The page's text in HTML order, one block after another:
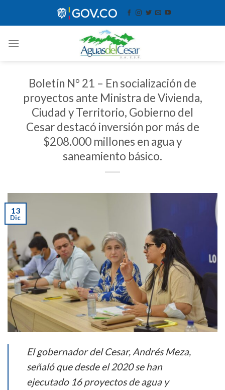
Boletín N° 21 – En socialización de
proyectos ante Ministra de Vivienda,
Ciudad y Territorio, Gobierno del
Cesar destacó inversión por más de
$208.000 millones en agua y
saneamiento básico.
13
Dic
El gobernador del Cesar, Andrés Meza,
señaló que desde el 2020 se han
ejecutado 16 proyectos de agua y